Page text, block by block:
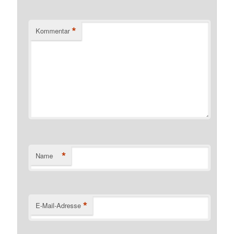
Kommentar *
Name *
E-Mail-Adresse *